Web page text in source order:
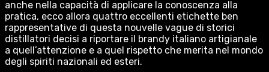
anche nella capacità di applicare la conoscenza alla
pratica, ecco allora quattro eccellenti etichette ben
rappresentative di questa nouvelle vague di storici
distillatori decisi a riportare il brandy italiano artigianale
a quell’attenzione e a quel rispetto che merita nel mondo
degli spiriti nazionali ed esteri.